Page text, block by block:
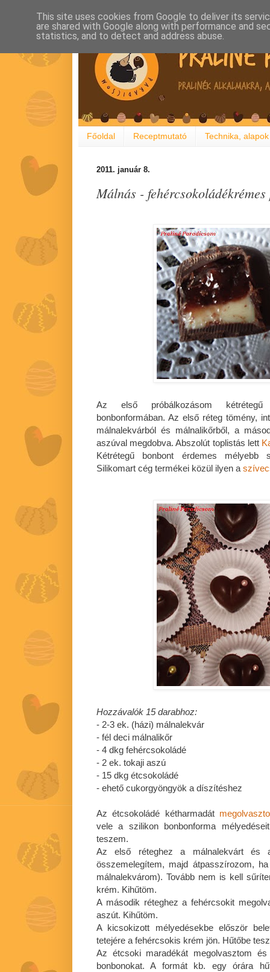
Főoldal Receptmutató Technika, alapok
2011. január 8.
Málnás -
Az első próbálkozásom kétrétegű
bonbonformában. Az első réteg tömény,
málnalekvárból és málnalikőrből, a
aszúval megdobva. Abszolút toplistás lett
Kétrétegű bonbont érdemes mélyebb
Silikomart cég termékei közül ilyen a
Hozzávalók 15 darabhoz:
- 2-3 ek. (házi) málnalekvár
- fél deci málnalikőr
- 4 dkg fehércsokoládé
- 2 ek. tokaji aszú
- 15 dkg étcsokoládé
- ehető cukorgyöngyök a díszítéshez
Az étcsokoládé kétharmadát
vele a szilikon bonbonforma
teszem.
Az első réteghez a málnalekvárt és
összemelegítem, majd átpasszírozom,
málnalekvárom). Tovább nem is kell
krém. Kihűtöm.
A második réteghez a fehércsokit
aszút. Kihűtöm.
A kicsokizott mélyedésekbe először
tetejére a fehércsokis krém jön. Hűtőbe
Az étcsoki maradékát megolvasztom
bonbonokat. A formát kb. egy órára
This site uses cookies from Google to deliver its
are shared with Google along with performance and
statistics, and to detect and address abuse.